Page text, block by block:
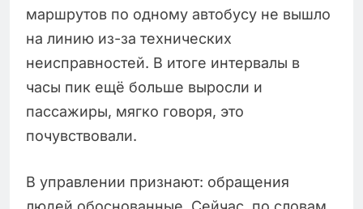
маршрутов по одному автобусу не вышло
на линию из-за технических
неисправностей. В итоге интервалы в
часы пик ещё больше выросли и
пассажиры, мягко говоря, это
почувствовали.
В управлении признают: обращения